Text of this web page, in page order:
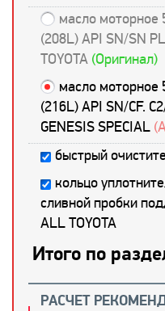
масло моторное
(208L) API SN/SN
TOYOTA (Оригинал)
масло моторное
(216L) API SN/CF.
GENESIS SPECIAL
быстрый
кольцо
сливной пробки
ALL TOYOTA
Итого по
РАСЧЕТ